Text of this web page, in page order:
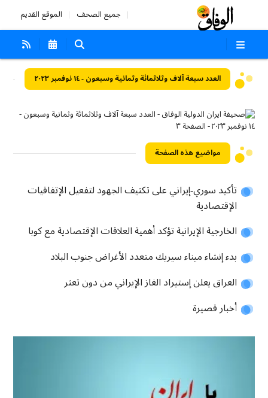
جميع الصحف الموقع القديم
العدد سبعة آلاف وثلاثمائة وثمانية وسبعون - ١٤ نوفمبر ٢٠٢٣
مواضيع هذه الصفحة
تأكيد سوري-إيراني على تكثيف الجهود لتفعيل الإتفاقيات
الإقتصادية
الخارجية الإيرانية تؤكد أهمية العلاقات الإقتصادية مع كوبا
بدء إنشاء ميناء سيريك متعدد الأغراض جنوب البلاد
العراق يعلن إستيراد الغاز الإيراني من دون تعثر
أخبار قصيرة